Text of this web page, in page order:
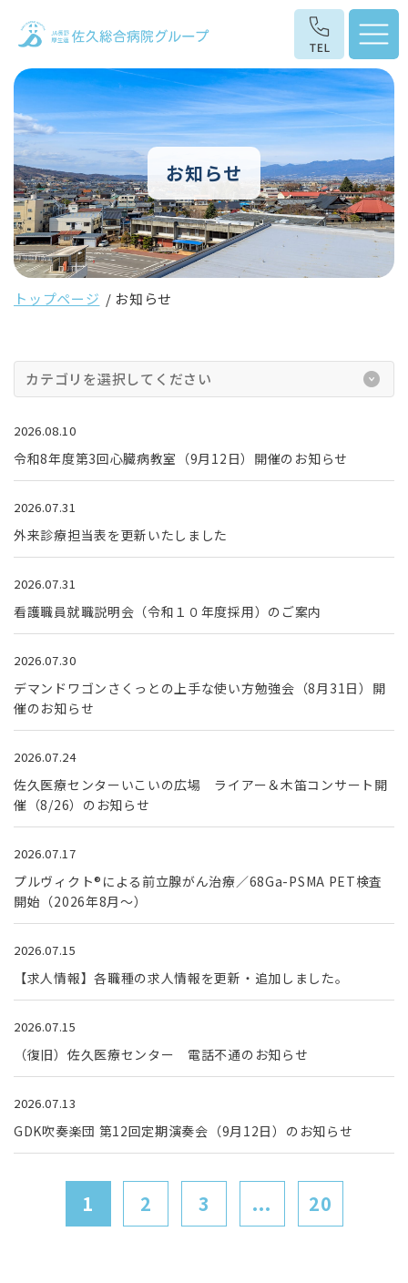
お知らせ
トップページ お知らせ
カテゴリを選択してください
2026.08.10
令和8年度第3回心臓病教室（9月12日）開催のお知らせ
2026.07.31
外来診療担当表を更新いたしました
2026.07.31
看護職員就職説明会（令和１０年度採用）のご案内
2026.07.30
デマンドワゴンさくっとの上手な使い方勉強会（8月31日）開
催のお知らせ
2026.07.24
佐久医療センターいこいの広場 ライアー＆木笛コンサート開
催（8/26）のお知らせ
2026.07.17
プルヴィクト®による前立腺がん治療／68Ga-PSMA PET検査
開始（2026年8月～）
2026.07.15
【求人情報】各職種の求人情報を更新・追加しました。
2026.07.15
（復旧）佐久医療センター 電話不通のお知らせ
2026.07.13
GDK吹奏楽団 第12回定期演奏会（9月12日）のお知らせ
1 2 3 ... 20